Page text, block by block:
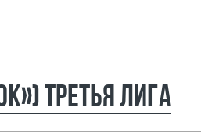
Третья лига